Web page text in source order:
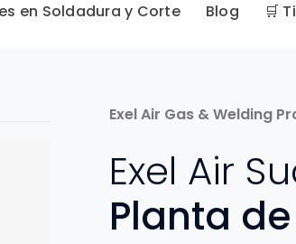
en Soldadura y Corte Blog 🛒
Exel Air Gas & Welding
Exel Air
Planta